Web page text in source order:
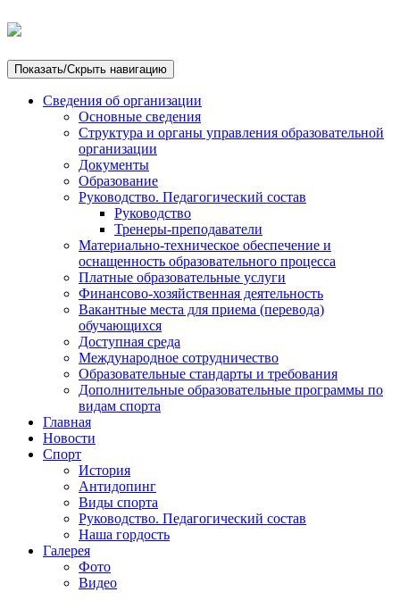
Показать/Скрыть навигацию
Сведения об организации
Основные сведения
Структура и органы управления образовательной
организации
Документы
Образование
Руководство. Педагогический состав
Руководство
Тренеры-преподаватели
Материально-техническое обеспечение и
оснащенность образовательного процесса
Платные образовательные услуги
Финансово-хозяйственная деятельность
Вакантные места для приема (перевода)
обучающихся
Доступная среда
Международное сотрудничество
Образовательные стандарты и требования
Дополнительные образовательные программы по
видам спорта
Главная
Новости
Спорт
История
Антидопинг
Виды спорта
Руководство. Педагогический состав
Наша гордость
Галерея
Фото
Видео